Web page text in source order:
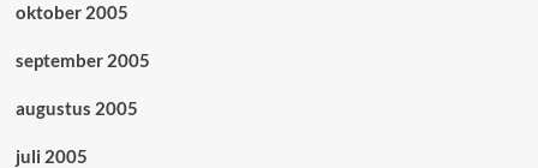
oktober 2005
september 2005
augustus 2005
juli 2005